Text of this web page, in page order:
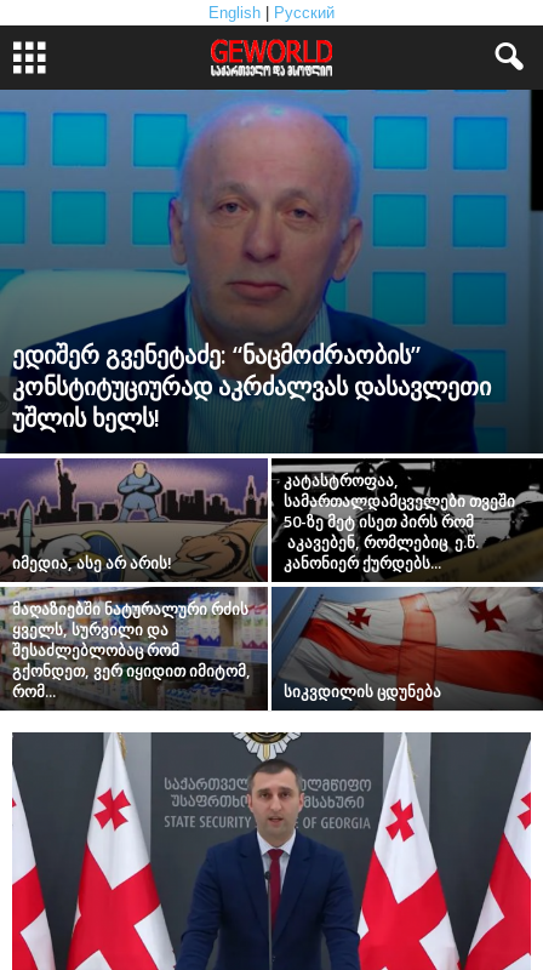
English Русский
ედიშერ გვენეტაძე: “ნაცმოძრაობის”
კონსტიტუციურად აკრძალვას დასავლეთი
უშლის ხელს!
იმედია, ასე არ არის!
კატასტროფაა,
სამართალდამცველები თვეში
50-ზე მეტ ისეთ პირს რომ
აკავებენ, რომლებიც ე.წ.
კანონიერ ქურდებს...
მაღაზიებში ნატურალური რძის
ყველს, სურვილი და
შესაძლებლობაც რომ
გქონდეთ, ვერ იყიდით იმიტომ,
რომ...
სიკვდილის ცდუნება